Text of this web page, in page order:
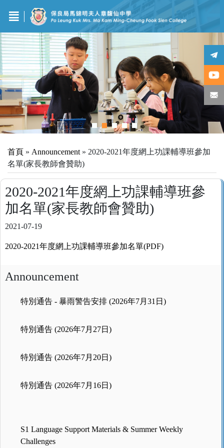
首頁 » Announcement » 2020-2021年度網上功課輔導班參加
名單(家長教師會贊助)
2020-2021年度網上功課輔導班參
加名單(家長教師會贊助)
2021-07-19
2020-2021年度網上功課輔導班參加名單(PDF)
Announcement
特別通告 - 暴雨警告安排 (2026年7月31日)
特別通告 (2026年7月27日)
特別通告 (2026年7月20日)
特別通告 (2026年7月16日)
S1 Language Support Materials & Summer Weekly
Challenges